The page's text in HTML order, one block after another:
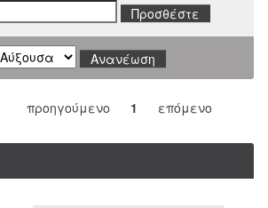
προηγούμενο 1 επόμενο